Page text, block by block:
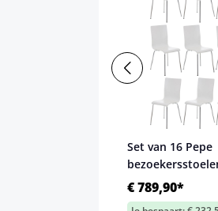
Set van 16 Pepe
€ 789,90*